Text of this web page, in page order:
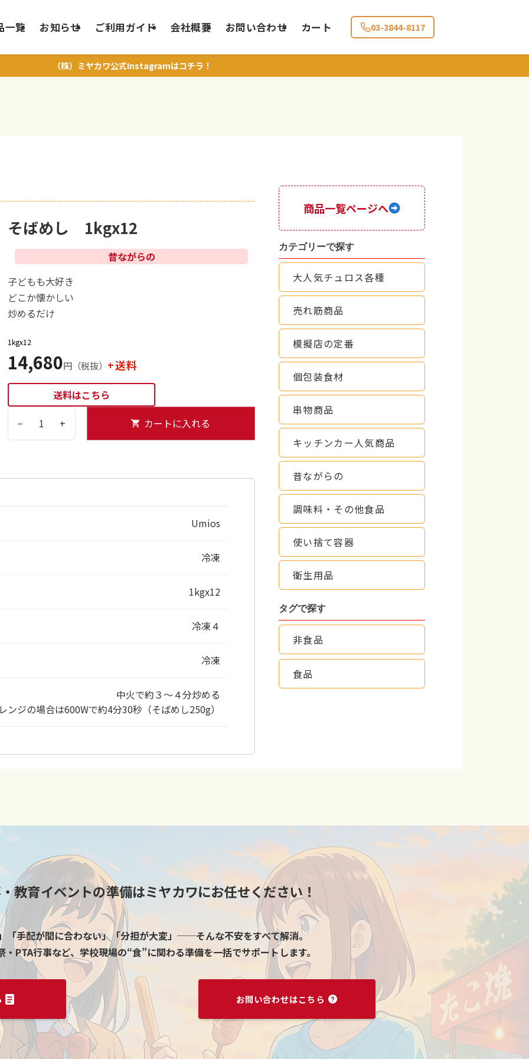
一覧 お知らせ ご利用ガイド 会社概要 お問い合わせ カート 03-3844-8117
（株）ミヤカワ公式Instagramはコチラ！
そばめし 1kgx12
昔ながらの
子どもも大好き
どこか懐かしい
炒めるだけ
1kgx12
14,680円（税抜） +送料
送料はこちら
−
+ カートに入れる
Umios
冷凍
1kgx12
冷凍４
冷凍
中火で約３～４分炒める
ンジの場合は600Wで約4分30秒（そばめし250g）
商品一覧ページへ
カテゴリーで探す
大人気チュロス各種
売れ筋商品
模擬店の定番
個包装食材
串物商品
キッチンカー人気商品
昔ながらの
調味料・その他食品
使い捨て容器
衛生用品
タグで探す
非食品
食品
教育イベントの準備はミヤカワにお任せください！
「手配が間に合わない」「分担が大変」──そんな不安をすべて解消。
・PTA行事など、学校現場の“食”に関わる準備を一括でサポートします。
お問い合わせはこちら